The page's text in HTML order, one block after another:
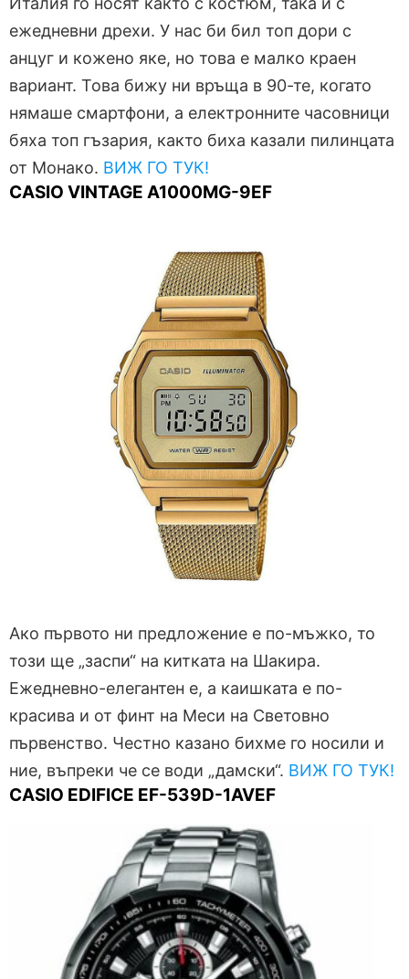
ежедневни дрехи. У нас би бил топ дори с
анцуг и кожено яке, но това е малко краен
вариант. Това бижу ни връща в 90-те, когато
нямаше смартфони, а електронните часовници
бяха топ гъзария, както биха казали пилинцата
от Монако. ВИЖ ГО ТУК!
CASIO VINTAGE A1000MG-9EF
Ако първото ни предложение е по-мъжко, то
този ще „заспи“ на китката на Шакира.
Ежедневно-елегантен е, а каишката е по-
красива и от финт на Меси на Световно
първенство. Честно казано бихме го носили и
ние, въпреки че се води „дамски“. ВИЖ ГО ТУК!
CASIO EDIFICE EF-539D-1AVEF